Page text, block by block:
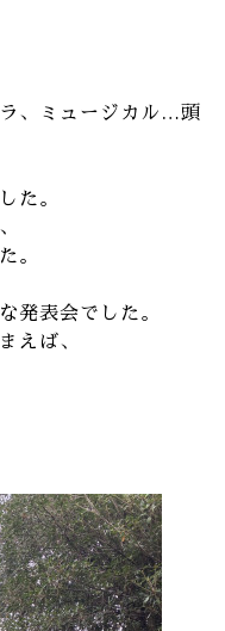
、ミュージカル…頭
た。
。
発表会でした。
えば、